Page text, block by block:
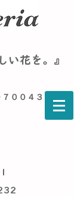
い花を。』
００４３６